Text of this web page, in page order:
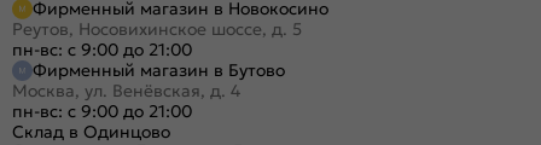
Фирменный магазин в Новокосино
Реутов, Носовихинское шоссе, д. 5
пн-вс: с 9:00 до 21:00
Фирменный магазин в Бутово
Москва, ул. Венёвская, д. 4
пн-вс: с 9:00 до 21:00
Склад в Одинцово